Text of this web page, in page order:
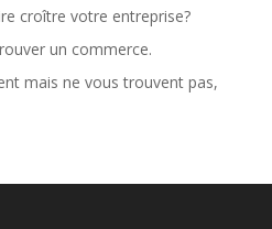
croître votre entreprise?
un commerce.
mais ne vous trouvent pas,